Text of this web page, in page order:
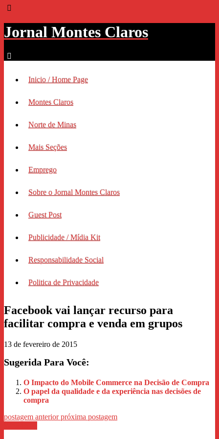
Jornal Montes Claros
Inicio / Home Page
Montes Claros
Norte de Minas
Mais Seções
Emprego
Sobre o Jornal Montes Claros
Guest Post
Publicidade / Mídia Kit
Responsabilidade Social
Politica de Privacidade
Facebook vai lançar recurso para
facilitar compra e venda em grupos
13 de fevereiro de 2015
Sugerida Para Você:
O Impacto do Mobile Commerce na Decisão de Compra
O papel da qualidade e da experiência nas decisões de
compra
postagem anteriorpróxima postagem